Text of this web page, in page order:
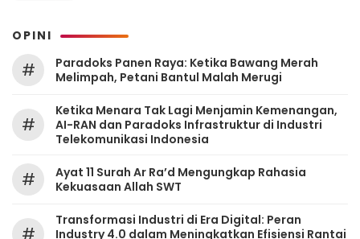
OPINI
#
Paradoks Panen Raya: Ketika Bawang Merah
Melimpah, Petani Bantul Malah Merugi
#
Ketika Menara Tak Lagi Menjamin Kemenangan,
AI-RAN dan Paradoks Infrastruktur di Industri
Telekomunikasi Indonesia
#
Ayat 11 Surah Ar Ra’d Mengungkap Rahasia
Kekuasaan Allah SWT
#
Transformasi Industri di Era Digital: Peran
Industry 4.0 dalam Meningkatkan Efisiensi Rantai